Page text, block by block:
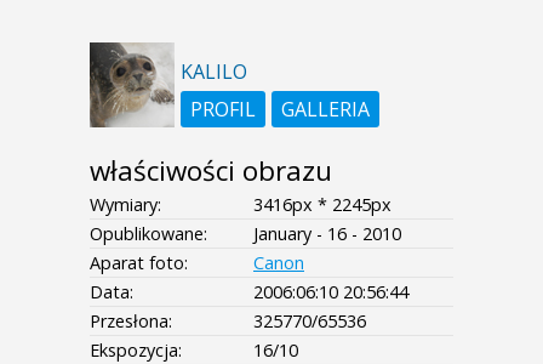
KALILO
PROFIL
GALLERIA
właściwości obrazu
Wymiary:
3416px * 2245px
Opublikowane:
January - 16 - 2010
Aparat foto:
Canon
Data:
2006:06:10 20:56:44
Przesłona:
325770/65536
Ekspozycja:
16/10